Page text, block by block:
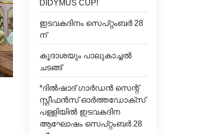
DIDYMUS CUP!
ഇടവകദിനം സെപ്റ്റംബർ 28
ന്
കൂദാശയും പാലുകാച്ചൽ
ചടങ്ങ്
*ദിൽഷാദ് ഗാർഡൻ സെന്റ്
സ്റ്റീഫൻസ് ഓർത്തഡോക്സ്
പള്ളിയിൽ ഇടവകദിന
ആഘോഷം സെപ്റ്റംബർ 28